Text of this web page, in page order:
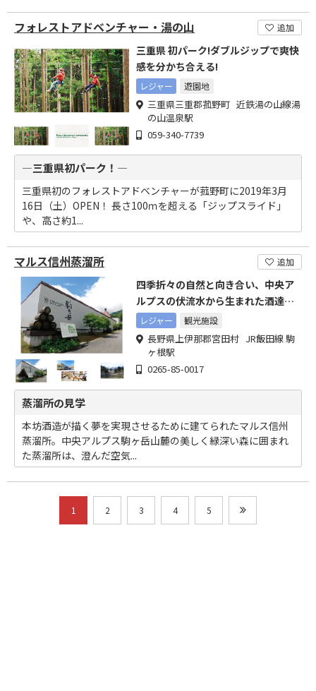
フォレストアドベンチャー・湯の山 追加
三重県 初パーク!ダブルジップで爽快
感を分かち合える!
レジャー 遊園地
三重県三重郡菰野町 近鉄湯の山線湯
の山温泉駅
059-340-7739
―三重県初パーク！―
三重県初のフォレストアドベンチャーが菰野町に2019年3月
16日（土）OPEN！ 長さ100ｍを超える「ジップスライド」
や、高さ約1...
マルス信州蒸溜所 追加
四季折々の自然と向き合い、中央ア
ルプスの伏流水から生まれた酒達の
様々な表情をお楽しみ下さい
レジャー 観光施設
長野県上伊那郡宮田村 JR飯田線 駒
ヶ根駅
0265-85-0017
蒸溜所の見学
本坊酒造が描く夢を実現させるために建てられたマルス信州
蒸溜所。中央アルプス駒ヶ岳山麓の美しく緑深い森に囲まれ
た蒸溜所は、澄んだ空気...
1 2 3 4 5